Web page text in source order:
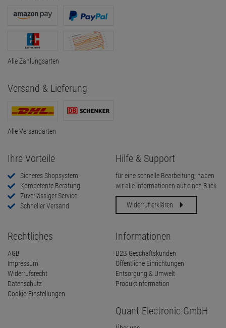
Alle Zahlungsarten
Versand & Lieferung
Alle Versandarten
Ihre Vorteile
Sicheres Shopsystem
Kompetente Beratung
Zuverlässiger Service
Schneller Versand
Hilfe & Support
für eine schnelle Bearbeitung, haben
wir alle Informationen auf einen Blick
Widerruf erklären
Rechtliches
AGB
Impressum
Widerrufsrecht
Datenschutz
Cookie-Einstellungen
Informationen
B2B Geschäftskunden
Öffentliche Einrichtungen
Entsorgung & Umwelt
Produktinformation
Quant Electronic GmbH